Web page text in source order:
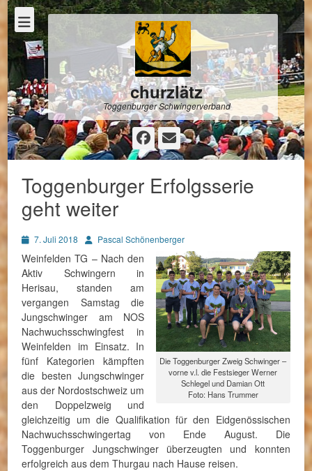
churzlätz
Toggenburger Schwingerverband
Facebook
E-
Mail
Toggenburger Erfolgsserie
geht weiter
Posted7. Juli 2018 AutorPascal Schönenberger
Die Toggenburger Zweig Schwinger –
vorne v.l. die Festsieger Werner
Schlegel und Damian Ott
Foto: Hans Trummer
Weinfelden TG – Nach den
Aktiv Schwingern in
Herisau, standen am
vergangen Samstag die
Jungschwinger am NOS
Nachwuchsschwingfest in
Weinfelden im Einsatz. In
fünf Kategorien kämpften
die besten Jungschwinger
aus der Nordostschweiz um
den Doppelzweig und
gleichzeitig um die Qualifikation für den Eidgenössischen
Nachwuchsschwingertag von Ende August. Die
Toggenburger Jungschwinger überzeugten und konnten
erfolgreich aus dem Thurgau nach Hause reisen.